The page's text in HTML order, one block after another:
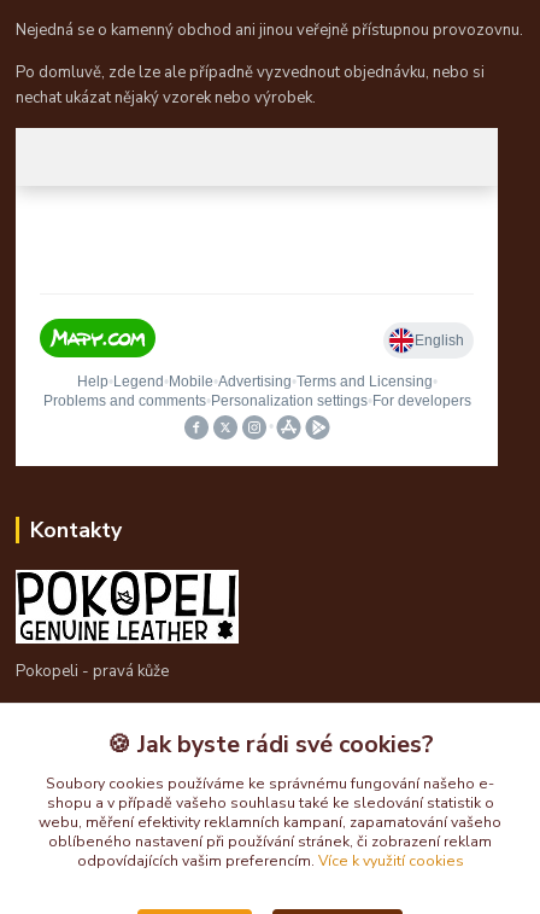
Nejedná se o kamenný obchod ani jinou veřejně přístupnou provozovnu.
Po domluvě, zde lze ale případně vyzvednout objednávku, nebo si
nechat ukázat nějaký vzorek nebo výrobek.
Kontakty
Pokopeli - pravá kůže
725613211
pokopeli@centrum.cz
🍪 Jak byste rádi své cookies?
Soubory cookies používáme ke správnému fungování našeho e-
shopu a v případě vašeho souhlasu také ke sledování statistik o
webu, měření efektivity reklamních kampaní, zapamatování vašeho
oblíbeného nastavení při používání stránek, či zobrazení reklam
odpovídajících vašim preferencím. Více k využití cookies